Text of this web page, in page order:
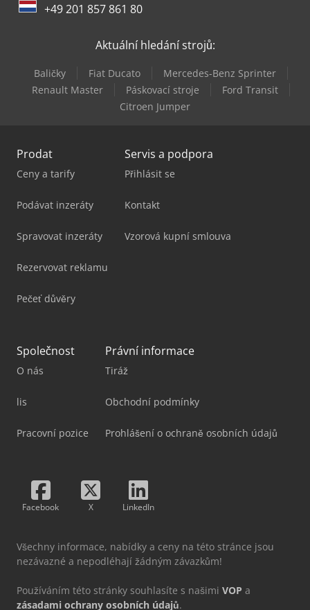
+49 201 857 861 80
Aktuální hledání strojů:
Baličky Fiat Ducato
Mercedes-Benz Sprinter
Renault Master
Páskovací stroje
Ford Transit
Citroen Jumper
Prodat
Ceny a tarify
Podávat inzeráty
Spravovat inzeráty
Rezervovat reklamu
Pečeť důvěry
Servis a podpora
Přihlásit se
Kontakt
Vzorová kupní smlouva
Společnost
O nás
lis
Pracovní pozice
Právní informace
Tiráž
Obchodní podmínky
Prohlášení o ochraně osobních údajů
Facebook X LinkedIn
Všechny informace, nabídky a ceny na této stránce jsou
nezávazné a nepodléhají žádným závazkům!
Používáním této stránky souhlasíte s našimi VOP a
zásadami ochrany osobních údajů.